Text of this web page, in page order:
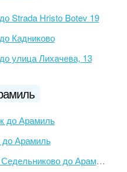
Strada Hristo Botev 19
Кадниково
улица Лихачева, 13
до Арамиль
до Арамиль
до Арамиль